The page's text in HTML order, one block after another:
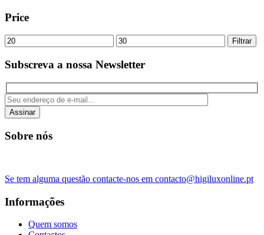
Price
Preço
mínimo
Preço
máximo
Filtrar
Subscreva a nossa Newsletter
Assinar
Sobre nós
Se tem alguma questão contacte-nos em contacto@higiluxonline.pt
Informações
Quem somos